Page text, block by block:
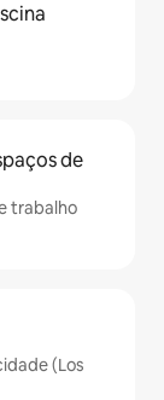
de
trabalho
(Los